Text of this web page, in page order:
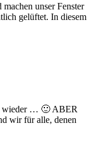
unser Fenster
gelüftet. In diesem
wieder … 🙂 ABER
wir für alle, denen